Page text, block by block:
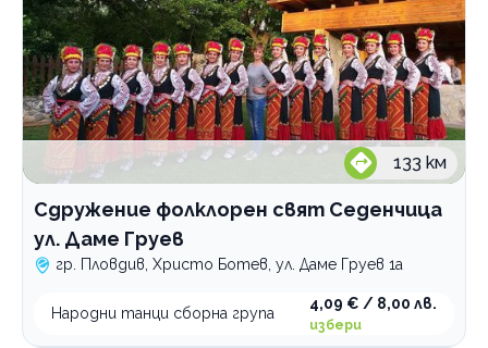
133 км
Сдружение фолклорен свят Седенчица
ул. Даме Груев
гр. Пловдив, Христо Ботев, ул. Даме Груев 1а
Народни танци сборна група
4,09 € / 8,00 лв.
избери